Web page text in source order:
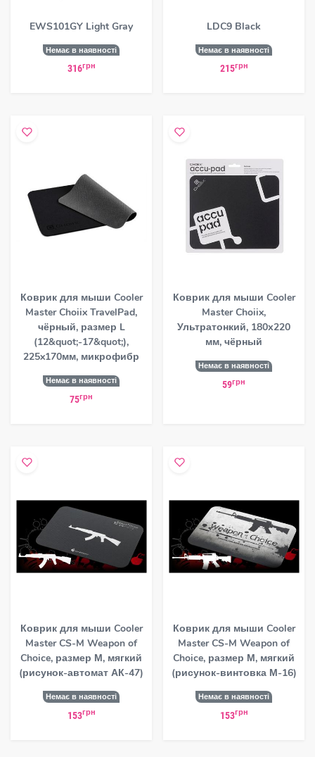
EWS101GY Light Gray
Немає в наявності
316грн
LDC9 Black
Немає в наявності
215грн
Коврик для мыши Cooler
Master Choiix TravelPad,
чёрный, размер L
(12&quot;-17&quot;),
225x170мм, микрофибр
Немає в наявності
75грн
Коврик для мыши Cooler
Master Choiix,
Ультратонкий, 180х220
мм, чёрный
Немає в наявності
59грн
Коврик для мыши Cooler
Master CS-M Weapon of
Choice, размер М, мягкий
(рисунок-автомат АК-47)
Немає в наявності
153грн
Коврик для мыши Cooler
Master CS-M Weapon of
Choice, размер М, мягкий
(рисунок-винтовка М-16)
Немає в наявності
153грн